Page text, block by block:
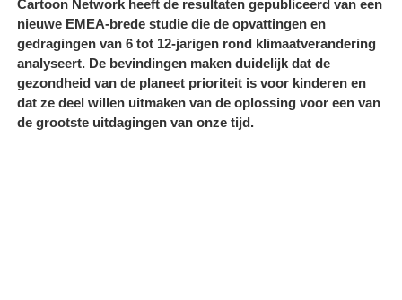
Cartoon Network heeft de resultaten gepubliceerd van een
nieuwe EMEA-brede studie die de opvattingen en
gedragingen van 6 tot 12-jarigen rond klimaatverandering
analyseert. De bevindingen maken duidelijk dat de
gezondheid van de planeet prioriteit is voor kinderen en
dat ze deel willen uitmaken van de oplossing voor een van
de grootste uitdagingen van onze tijd.